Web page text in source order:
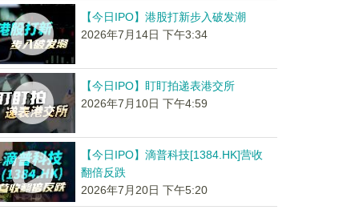
【今日IPO】港股打新步入破发潮
2026年7月14日 下午3:34
【今日IPO】盯盯拍递表港交所
2026年7月10日 下午4:59
【今日IPO】滴普科技[1384.HK]营收
翻倍反跌
2026年7月20日 下午5:20